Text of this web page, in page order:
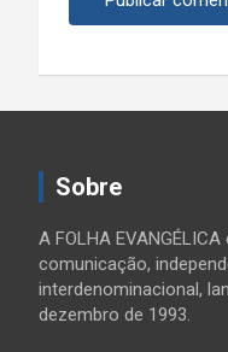
Sobre
A FOLHA
comunicação,
interdenominacional,
dezembro de 1993.